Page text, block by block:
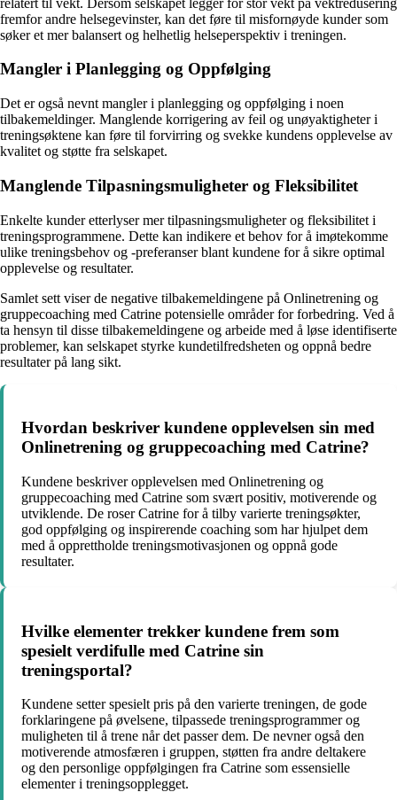
fremfor andre helsegevinster, kan det føre til misfornøyde kunder som
søker et mer balansert og helhetlig helseperspektiv i treningen.
Mangler i Planlegging og Oppfølging
Det er også nevnt mangler i planlegging og oppfølging i noen
tilbakemeldinger. Manglende korrigering av feil og unøyaktigheter i
treningsøktene kan føre til forvirring og svekke kundens opplevelse av
kvalitet og støtte fra selskapet.
Manglende Tilpasningsmuligheter og Fleksibilitet
Enkelte kunder etterlyser mer tilpasningsmuligheter og fleksibilitet i
treningsprogrammene. Dette kan indikere et behov for å imøtekomme
ulike treningsbehov og -preferanser blant kundene for å sikre optimal
opplevelse og resultater.
Samlet sett viser de negative tilbakemeldingene på Onlinetrening og
gruppecoaching med Catrine potensielle områder for forbedring. Ved å
ta hensyn til disse tilbakemeldingene og arbeide med å løse identifiserte
problemer, kan selskapet styrke kundetilfredsheten og oppnå bedre
resultater på lang sikt.
Hvordan beskriver kundene opplevelsen sin med
Onlinetrening og gruppecoaching med Catrine?
Kundene beskriver opplevelsen med Onlinetrening og
gruppecoaching med Catrine som svært positiv, motiverende og
utviklende. De roser Catrine for å tilby varierte treningsøkter,
god oppfølging og inspirerende coaching som har hjulpet dem
med å opprettholde treningsmotivasjonen og oppnå gode
resultater.
Hvilke elementer trekker kundene frem som
spesielt verdifulle med Catrine sin
treningsportal?
Kundene setter spesielt pris på den varierte treningen, de gode
forklaringene på øvelsene, tilpassede treningsprogrammer og
muligheten til å trene når det passer dem. De nevner også den
motiverende atmosfæren i gruppen, støtten fra andre deltakere
og den personlige oppfølgingen fra Catrine som essensielle
elementer i treningsopplegget.